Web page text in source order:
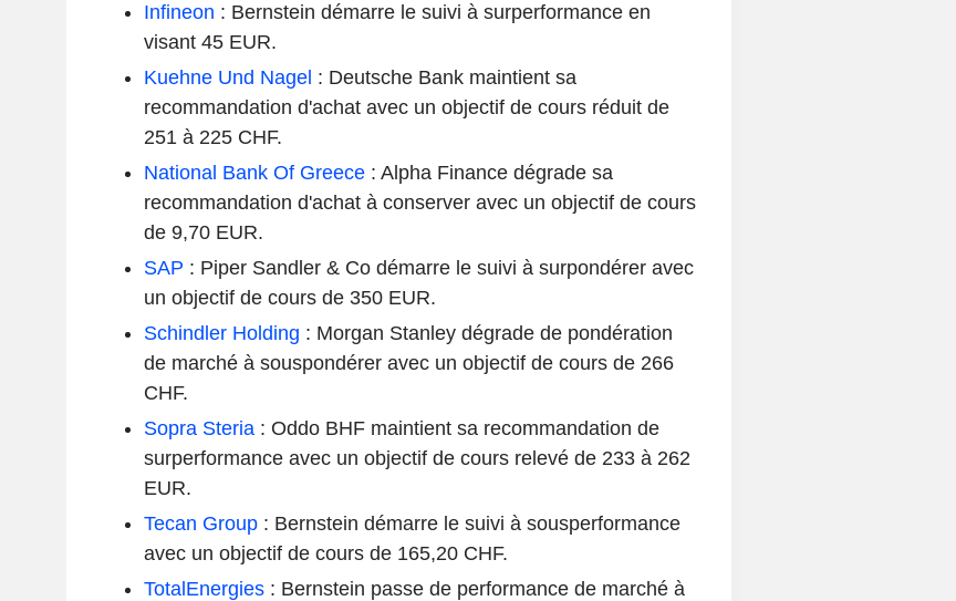
Infineon : Bernstein démarre le suivi à surperformance en
visant 45 EUR.
Kuehne Und Nagel : Deutsche Bank maintient sa
recommandation d'achat avec un objectif de cours réduit de
251 à 225 CHF.
National Bank Of Greece: Alpha Finance dégrade sa
recommandation d'achat à conserver avec un objectif de cours
de 9,70 EUR.
SAP : Piper Sandler & Co démarre le suivi à surpondérer avec
un objectif de cours de 350 EUR.
Schindler Holding : Morgan Stanley dégrade de pondération
de marché à souspondérer avec un objectif de cours de 266
CHF.
Sopra Steria: Oddo BHF maintient sa recommandation de
surperformance avec un objectif de cours relevé de 233 à 262
EUR.
Tecan Group: Bernstein démarre le suivi à sousperformance
avec un objectif de cours de 165,20 CHF.
TotalEnergies: Bernstein passe de performance de marché à